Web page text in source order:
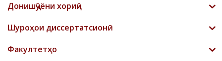
Донишҷӯёни хориҷӣ
Шyроҳои диссертатсионӣ
Факултетҳо